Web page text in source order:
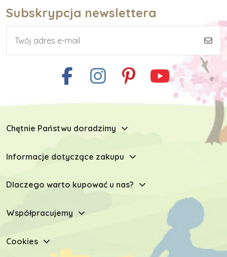
Subskrypcja newslettera
Chętnie Państwu doradzimy
Informacje dotyczące zakupu
Dlaczego warto kupować u nas?
Współpracujemy
Cookies